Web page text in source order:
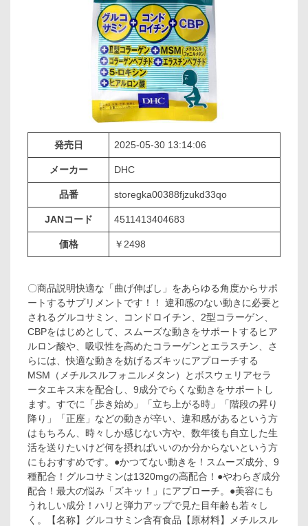
発売日 2025-05-30 13:14:06
メーカー DHC
品番 storegka00388fjzukd33qo
JANコード 4511413404683
価格 ￥2498
〇商品説明快適な「曲げ伸ばし」をあらゆる角度からサポ
ートするサプリメントです！！ 違和感のない動きに必要と
されるグルコサミン、コンドロイチン、2型コラーゲン、
CBPをはじめとして、スムーズな動きをサポートするヒア
ルロン酸や、吸収性を高めたコラーゲンとエラスチン、さ
らには、快適な動きを妨げるズキッにアプローチする
MSM（メチルスルフォニルメタン）とボスウェリアセラ
ータエキス末を配合し、9成分でらくな動きをサポートし
ます。すでに「歩き始め」「立ち上がる時」「階段の昇り
降り」「正座」などの動きが辛い、違和感があるという方
はもちろん、時々しか感じない方や、数年後も自立した生
活を送りたいけど何を摂ればいいのか分からないという方
にもおすすめです。●かつてない動きを！スムーズ成分、9
種配合！グルコサミンは1320mgの高配合！●やわらぎ成分
配合！最大の悩み「ズキッ！」にアプローチ。●美容にも
うれしい成分！ハリと弾力アップで見た目年齢も若々し
く。【名称】グルコサミン含有食品【原材料】メチルスル